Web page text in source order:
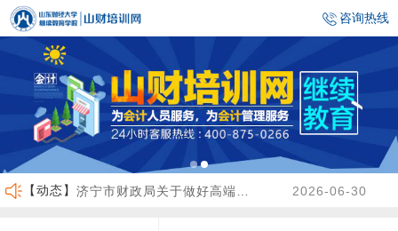
咨询热线
【动态】 2026-06-30